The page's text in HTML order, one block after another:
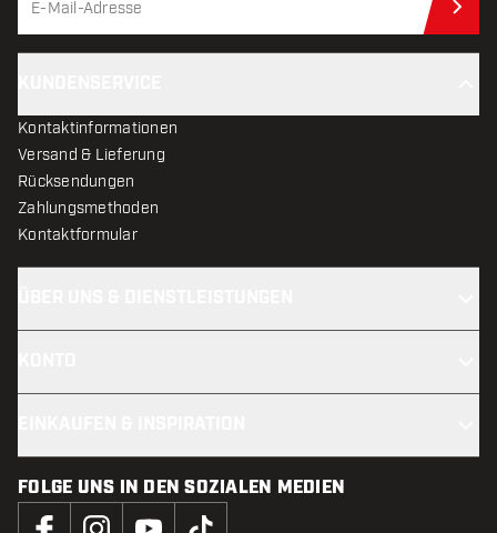
Kontaktinformationen
Versand & Lieferung
Rücksendungen
Zahlungsmethoden
Kontaktformular
FOLGE UNS IN DEN SOZIALEN MEDIEN